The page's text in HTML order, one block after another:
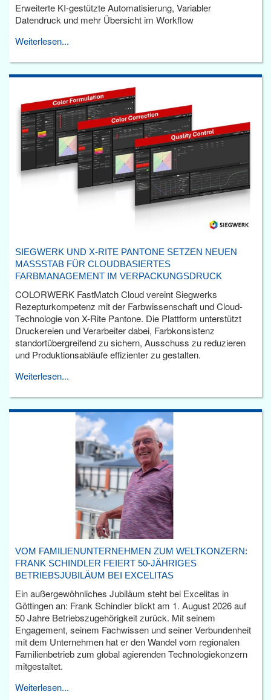
Erweiterte KI-gestützte Automatisierung, Variabler
Datendruck und mehr Übersicht im Workflow
Weiterlesen...
SIEGWERK UND X-RITE PANTONE SETZEN NEUEN
MASSSTAB FÜR CLOUDBASIERTES F
ARBMANAGEMENT IM VERPACKUNGSDRUCK
COLORWERK FastMatch Cloud vereint Siegwerks
Rezepturkompetenz mit der Farbwissenschaft und Cloud-
Technologie von X-Rite Pantone. Die Plattform unterstützt
Druckereien und Verarbeiter dabei, Farbkonsistenz
standortübergreifend zu sichern, Ausschuss zu reduzieren
und Produktionsabläufe effizienter zu gestalten.
Weiterlesen...
VOM FAMILIENUNTERNEHMEN ZUM WELTKONZERN:
FRANK SCHINDLER FEIERT 50-JÄHRIGES
BETRIEBSJUBILÄUM BEI EXCELITAS
Ein außergewöhnliches Jubiläum steht bei Excelitas in
Göttingen an: Frank Schindler blickt am 1. August 2026 auf
50 Jahre Betriebszugehörigkeit zurück. Mit seinem
Engagement, seinem Fachwissen und seiner Verbundenheit
mit dem Unternehmen hat er den Wandel vom regionalen
Familienbetrieb zum global agierenden Technologiekonzern
mitgestaltet.
Weiterlesen...